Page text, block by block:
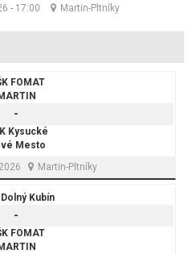
- 17:00 Martin-Pltníky
FOMAT
-
Kysucké
Mesto
Martin-Pltníky
Dolný Kubín
-
FOMAT